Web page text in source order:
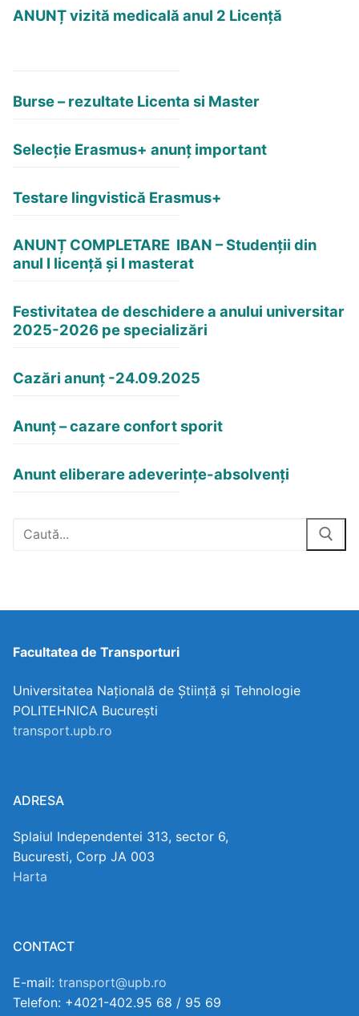
ANUNȚ vizită medicală anul 2 Licență
Burse – rezultate Licenta si Master
Selecție Erasmus+ anunț important
Testare lingvistică Erasmus+
ANUNȚ COMPLETARE IBAN – Studenții din
anul I licență și I masterat
Festivitatea de deschidere a anului universitar
2025-2026 pe specializări
Cazări anunț -24.09.2025
Anunț – cazare confort sporit
Anunt eliberare adeverințe-absolvenți
Facultatea de Transporturi
Universitatea Națională de Știință și Tehnologie
POLITEHNICA București
transport.upb.ro
ADRESA
Splaiul Independentei 313, sector 6,
Bucuresti, Corp JA 003
Harta
CONTACT
E-mail: transport@upb.ro
Telefon: +4021-402.95 68 / 95 69